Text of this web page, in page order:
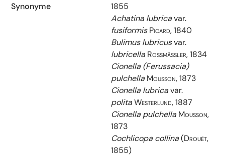
Synonyme
1855
Achatina lubricavar.
fusiformis Picard, 1840
Bulimus lubricusvar.
lubricella Rossmässler, 1834
Cionella (Ferussacia)
pulchella Mousson, 1873
Cionella lubricavar.
politaWesterlund, 1887
Cionella pulchella Mousson,
1873
Cochlicopa collina(Drouët,
1855)